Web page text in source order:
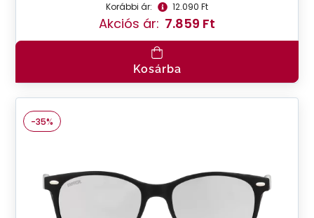
Korábbi ár: 12.090 Ft
Akciós ár: 7.859 Ft
Kosárba
-35%